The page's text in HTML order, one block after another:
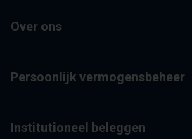
Over ons
Persoonlijk vermogensbeheer
Institutioneel beleggen